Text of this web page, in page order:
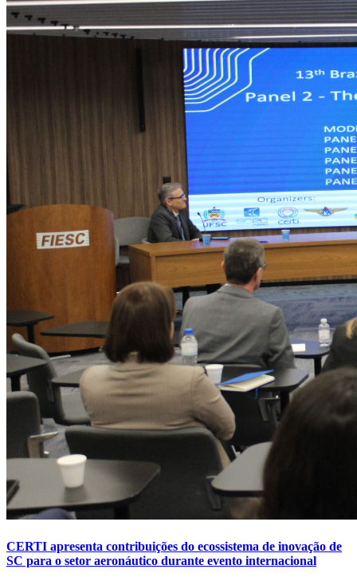
CERTI apresenta contribuições do ecossistema de inovação de
SC para o setor aeronáutico durante evento internacional